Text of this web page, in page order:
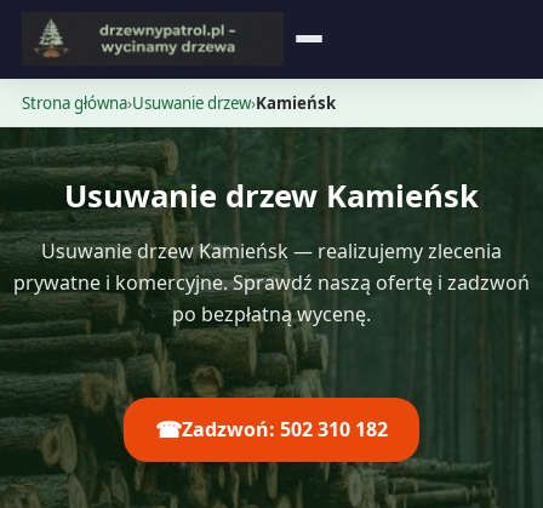
Strona główna
Opinie
Cennik
Kontakt
Strona główna›Usuwanie drzew›Kamieńsk
Usuwanie drzew Kamieńsk
Usuwanie drzew Kamieńsk — realizujemy zlecenia
prywatne i komercyjne. Sprawdź naszą ofertę i zadzwoń
po bezpłatną wycenę.
☎Zadzwoń: 502 310 182